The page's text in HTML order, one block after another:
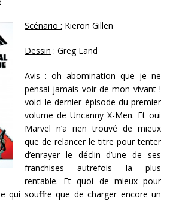
Scénario : Kieron Gillen
Dessin : Greg Land
Avis : oh abomination que je ne
pensai jamais voir de mon vivant !
voici le dernier épisode du premier
volume de Uncanny X-Men. Et oui
Marvel n’a rien trouvé de mieux
que de relancer le titre pour tenter
d’enrayer le déclin d’une de ses
franchises autrefois la plus
rentable. Et quoi de mieux pour
qui souffre que de charger encore un